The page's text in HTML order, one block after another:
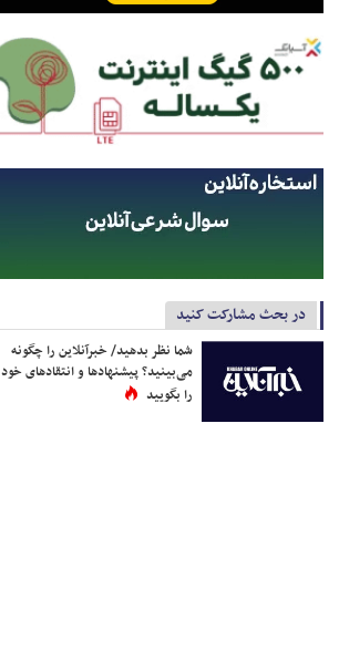
در بحث مشارکت کنید
شما نظر بدهید/ خبرآنلاین را چگونه
می‌بینید؟ پیشنهادها و انتقادهای خود
را بگویید